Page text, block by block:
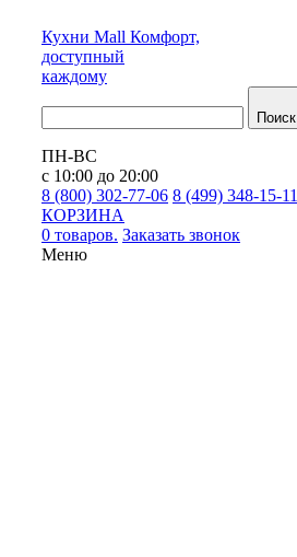
Кухни Mall Комфорт,
доступный
каждому
Поиск
ПН-ВС
с 10:00 до 20:00
8 (800) 302-77-06 8 (499) 348-15-11
КОРЗИНА
0 товаров. Заказать звонок
Меню